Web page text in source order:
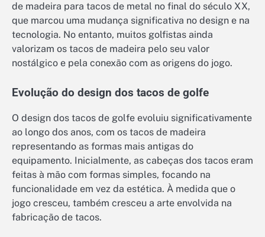
de madeira para tacos de metal no final do século XX,
que marcou uma mudança significativa no design e na
tecnologia. No entanto, muitos golfistas ainda
valorizam os tacos de madeira pelo seu valor
nostálgico e pela conexão com as origens do jogo.
Evolução do design dos tacos de golfe
O design dos tacos de golfe evoluiu significativamente
ao longo dos anos, com os tacos de madeira
representando as formas mais antigas do
equipamento. Inicialmente, as cabeças dos tacos eram
feitas à mão com formas simples, focando na
funcionalidade em vez da estética. À medida que o
jogo cresceu, também cresceu a arte envolvida na
fabricação de tacos.